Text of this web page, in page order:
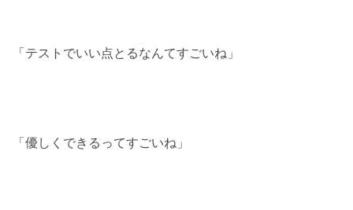
「テストでいい点とるなんてすごいね」
「優しくできるってすごいね」